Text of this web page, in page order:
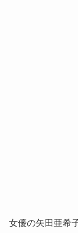
女優の矢田亜希